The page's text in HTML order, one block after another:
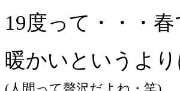
19度って・・・
暖かいというよ